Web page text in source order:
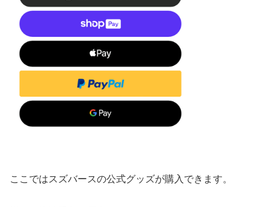
ここではスズバースの公式グッズが購入できます。